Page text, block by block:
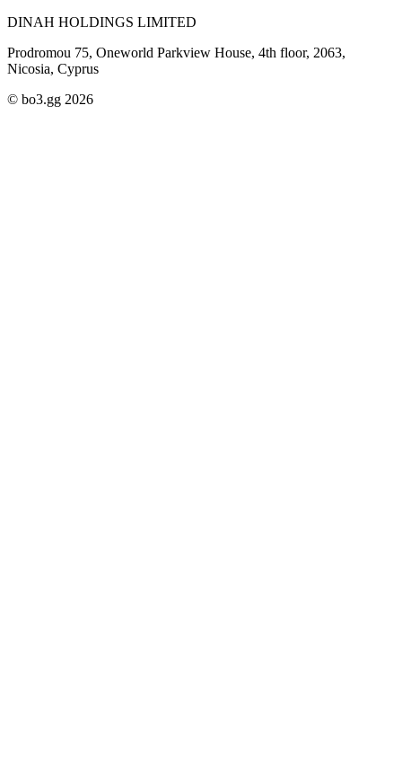
DINAH HOLDINGS LIMITED
Prodromou 75, Oneworld Parkview House, 4th floor, 2063,
Nicosia, Cyprus
© bo3.gg 2026